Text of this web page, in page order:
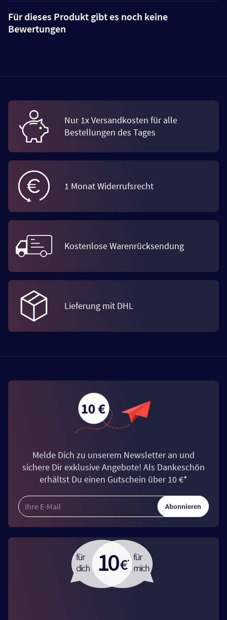
Für dieses Produkt gibt es noch keine
Bewertungen
Nur 1x Versandkosten für alle
Bestellungen des Tages
1 Monat Widerrufsrecht
Kostenlose Warenrücksendung
Lieferung mit DHL
Melde Dich zu unserem Newsletter an und
sichere Dir exklusive Angebote! Als Dankeschön
erhältst Du einen Gutschein über 10 €*
Abonnieren